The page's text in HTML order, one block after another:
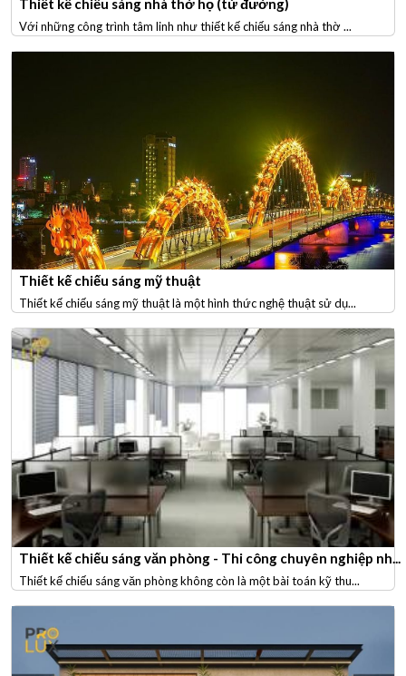
Thiết kế chiếu sáng nhà thờ họ (từ đường)
Với những công trình tâm linh như thiết kế chiếu sáng nhà thờ ...
Thiết kế chiếu sáng mỹ thuật
Thiết kế chiếu sáng mỹ thuật là một hình thức nghệ thuật sử dụ...
Thiết kế chiếu sáng văn phòng - Thi công chuyên nghiệp nh...
Thiết kế chiếu sáng văn phòng không còn là một bài toán kỹ thu...